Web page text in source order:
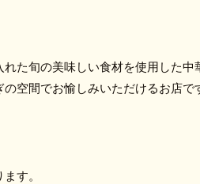
た旬の美味しい食材を使用した中
空間でお愉しみいただけるお店で
す。